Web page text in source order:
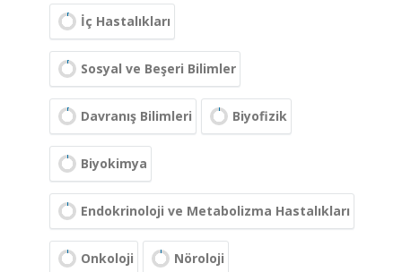
İç Hastalıkları
Sosyal ve Beşeri Bilimler
Davranış Bilimleri Biyofizik
Biyokimya
Endokrinoloji ve Metabolizma Hastalıkları
Onkoloji Nöroloji